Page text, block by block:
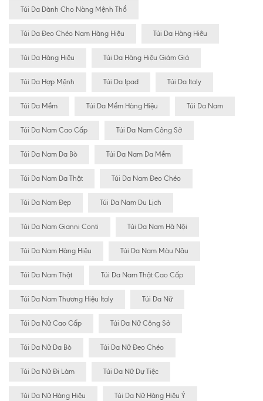
Túi Da Dành Cho Nàng Mệnh Thổ
Túi Da Đeo Chéo Nam Hàng Hiệu Túi Da Hàng Hiêu
Túi Da Hàng Hiệu Túi Da Hàng Hiệu Giảm Giá
Túi Da Hợp Mệnh Túi Da Ipad Túi Da Italy
Túi Da Mềm Túi Da Mềm Hàng Hiệu Túi Da Nam
Túi Da Nam Cao Cấp Túi Da Nam Công Sở
Túi Da Nam Da Bò Túi Da Nam Da Mềm
Túi Da Nam Da Thật Túi Da Nam Đeo Chéo
Túi Da Nam Đẹp Túi Da Nam Du Lịch
Túi Da Nam Gianni Conti Túi Da Nam Hà Nội
Túi Da Nam Hàng Hiệu Túi Da Nam Màu Nâu
Túi Da Nam Thật Túi Da Nam Thật Cao Cấp
Túi Da Nam Thương Hiệu Italy Túi Da Nữ
Túi Da Nữ Cao Cấp Túi Da Nữ Công Sở
Túi Da Nữ Da Bò Túi Da Nữ Đeo Chéo
Túi Da Nữ Đi Làm Túi Da Nữ Dự Tiệc
Túi Da Nữ Hàng Hiệu Túi Da Nữ Hàng Hiệu Ý